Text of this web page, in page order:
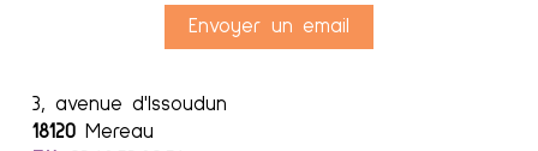
Envoyer un email
3, avenue d'Issoudun
18120Mereau